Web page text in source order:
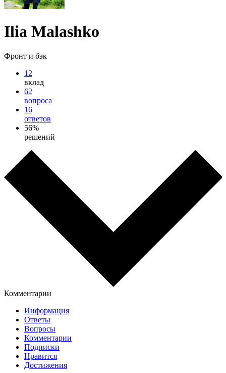
Ilia Malashko
Фронт и бэк
12
вклад
62
вопроса
16
ответов
56%
решений
Комментарии
Информация
Ответы
Вопросы
Комментарии
Подписки
Нравится
Достижения